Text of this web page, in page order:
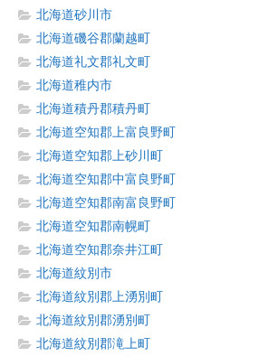
北海道砂川市
北海道磯谷郡蘭越町
北海道礼文郡礼文町
北海道稚内市
北海道積丹郡積丹町
北海道空知郡上富良野町
北海道空知郡上砂川町
北海道空知郡中富良野町
北海道空知郡南富良野町
北海道空知郡南幌町
北海道空知郡奈井江町
北海道紋別市
北海道紋別郡上湧別町
北海道紋別郡湧別町
北海道紋別郡滝上町